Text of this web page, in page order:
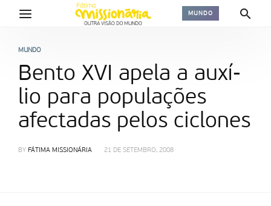
MUNDO
MUNDO
Bento XVI apela a auxí­
lio para populações
afectadas pelos ciclones
BY FÁTIMA MISSIONÁRIA 21 DE SETEMBRO, 2008